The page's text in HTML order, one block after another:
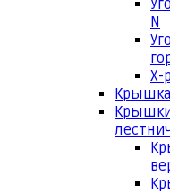
N
Х-
Крышка